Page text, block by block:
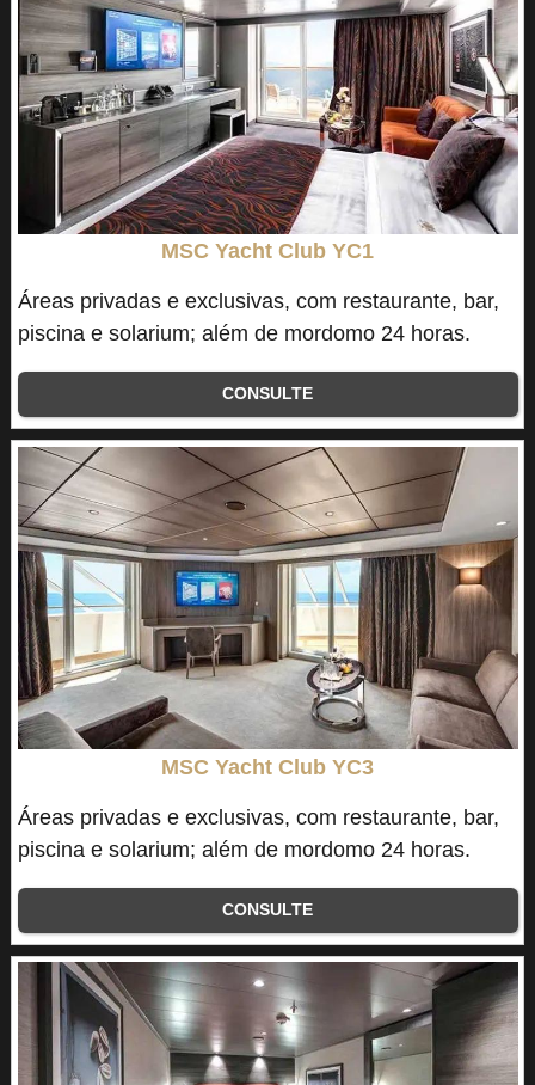
MSC Yacht Club YC1
Áreas privadas e exclusivas, com restaurante, bar,
piscina e solarium; além de mordomo 24 horas.
CONSULTE
MSC Yacht Club YC3
Áreas privadas e exclusivas, com restaurante, bar,
piscina e solarium; além de mordomo 24 horas.
CONSULTE